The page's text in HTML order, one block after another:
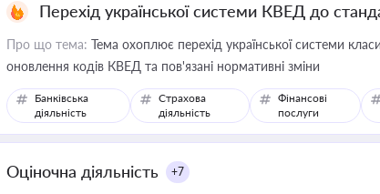
Перехід української системи КВЕД до
Про що тема: Тема охоплює перехід української системи
оновлення кодів КВЕД та пов'язані нормативні зміни
Банківська
діяльність
Страхова
діяльність
Фінансові
послуги
Оціночна діяльність +7